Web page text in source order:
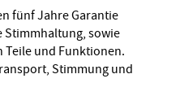
fünf Jahre Garantie
Stimmhaltung, sowie
Teile und Funktionen.
Stimmung und